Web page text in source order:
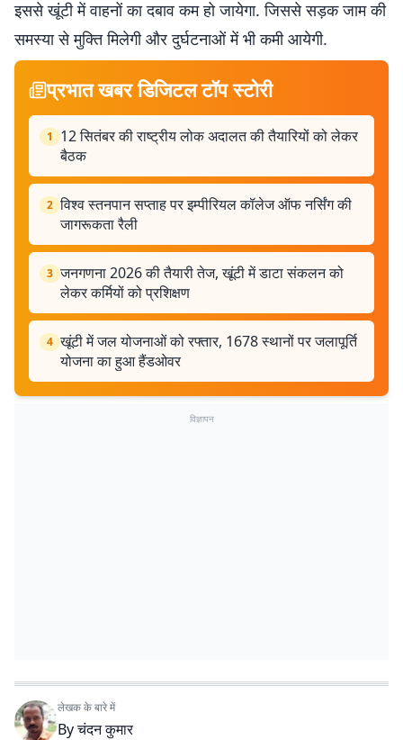
इससे खूंटी में वाहनों का दबाव कम हो जायेगा. जिससे सड़क जाम की
समस्या से मुक्ति मिलेगी और दुर्घटनाओं में भी कमी आयेगी.
प्रभात खबर डिजिटल टॉप स्टोरी
1
12 सितंबर की राष्ट्रीय लोक अदालत की तैयारियों को लेकर
बैठक
2 विश्व स्तनपान सप्ताह पर इम्पीरियल कॉलेज ऑफ नर्सिंग की
जागरूकता रैली
3 जनगणना 2026 की तैयारी तेज, खूंटी में डाटा संकलन को
लेकर कर्मियों को प्रशिक्षण
4 खूंटी में जल योजनाओं को रफ्तार, 1678 स्थानों पर जलापूर्ति
योजना का हुआ हैंडओवर
विज्ञापन
लेखक के बारे में
Byचंदन कुमार